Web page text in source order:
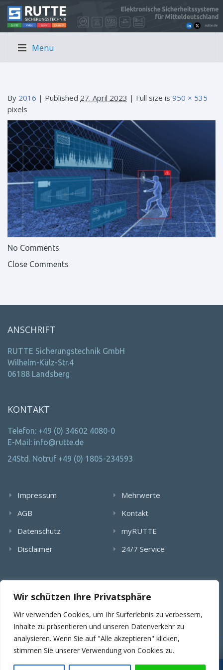
Wir schützen Ihre Privatsphäre
Wir verwenden Cookies, um Ihr Surferlebnis zu verbessern,
Inhalte zu präsentieren und unseren Datenverkehr zu
analysieren. Wenn Sie auf "Alle akzeptieren" klicken,
stimmen Sie unserer Verwendung von Cookies zu.
Menu
By 2016 | Published 27. April 2023 | Full size is 950 × 535
pixels
No Comments
Close Comments
ANSCHRIFT
RUTTE Sicherungstechnik GmbH
Wilhelm-Külz-Str.4
06188 Landsberg
KONTAKT
Telefon: +49 (0) 34602 4080-0
E-Mail: info@rutte.de
24Std. Notruf +49 (0) 1805-234593
Impressum
AGB
Datenschutz
Disclaimer
Mehrwerte
Kontakt
myRUTTE
24/7 Service
Verlinkung von Bildern, textlichen Inhalten und Videos bedarf
der schriftlichen Genehmigung der RUTTE Sicherungstechnik
GmbH.
© 2025 RUTTE Sicherungstechnik GmbH.